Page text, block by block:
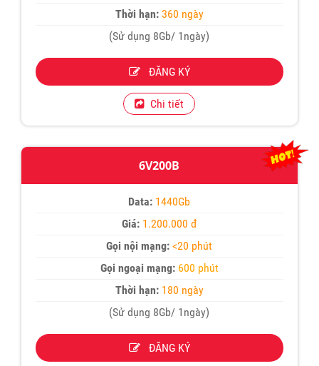
Thời hạn:360 ngày
(Sử dụng 8Gb/ 1ngày)
ĐĂNG KÝ
Chi tiết
6V200B
Data: 1440Gb
Giá: 1.200.000 đ
Gọi nội mạng: <20 phút
Gọi ngoại mạng: 600 phút
Thời hạn:180 ngày
(Sử dụng 8Gb/ 1ngày)
ĐĂNG KÝ